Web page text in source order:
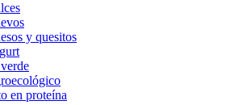
y quesitos
en proteína